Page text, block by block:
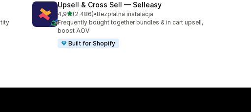
Upsell & Cross Sell — Selleasy
4,9na 5 gwiazdek
(2 486)
Łączna liczba recenzji: 2486
•Bezpłatna instalacja
Frequently bought together bundles & in cart upsell,
boost AOV
Built for Shopify